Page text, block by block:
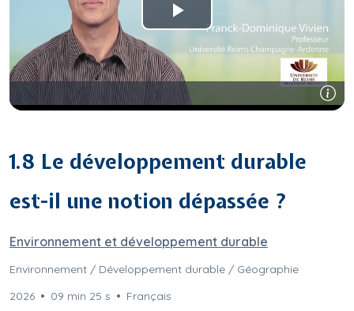
1.8 Le développement durable
est-il une notion dépassée ?
Environnement et développement durable
Environnement / Développement durable / Géographie
2026
09 min 25 s Français